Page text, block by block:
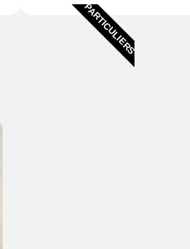
PARTICULIERS